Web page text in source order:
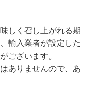
しく召し上がれる期
輸入業者が設定した
ございます。
ありませんので、あ